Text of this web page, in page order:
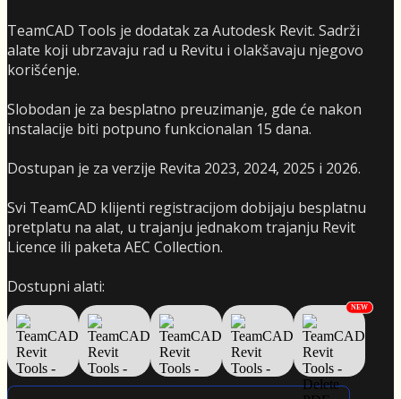
TeamCAD Tools je dodatak za Autodesk Revit. Sadrži
alate koji ubrzavaju rad u Revitu i olakšavaju njegovo
korišćenje.
Slobodan je za besplatno preuzimanje, gde će nakon
instalacije biti potpuno funkcionalan 15 dana.
Dostupan je za verzije Revita 2023, 2024, 2025 i 2026.
Svi TeamCAD klijenti registracijom dobijaju besplatnu
pretplatu na alat, u trajanju jednakom trajanju Revit
Licence ili paketa AEC Collection.
Dostupni alati:
NEW